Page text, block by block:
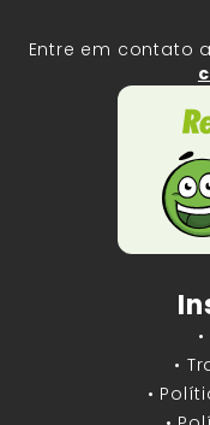
Entre em contato
•
•